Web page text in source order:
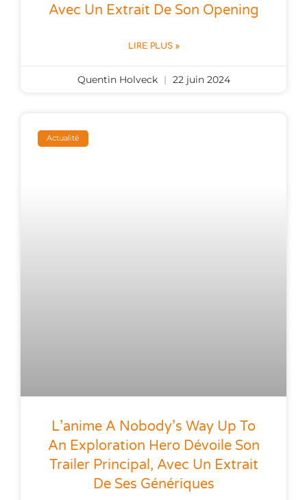
Avec Un Extrait De Son Opening
LIRE PLUS »
Quentin Holveck 22 juin 2024
Actualité
L’anime A Nobody’s Way Up To
An Exploration Hero Dévoile Son
Trailer Principal, Avec Un Extrait
De Ses Génériques